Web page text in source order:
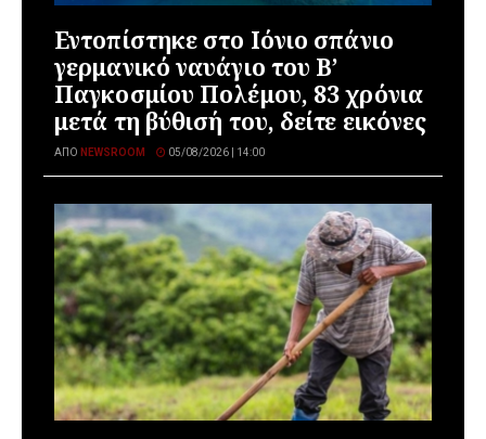
Εντοπίστηκε στο Ιόνιο σπάνιο
γερμανικό ναυάγιο του Β’
Παγκοσμίου Πολέμου, 83 χρόνια
μετά τη βύθισή του, δείτε εικόνες
ΑΠΌ NEWSROOM 05/08/2026 | 14:00